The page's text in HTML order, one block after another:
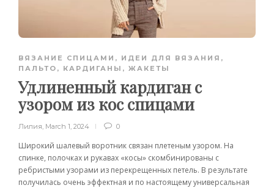
ВЯЗАНИЕ СПИЦАМИ , ИДЕИ ДЛЯ ВЯЗАНИЯ ,
ПАЛЬТО, КАРДИГАНЫ, ЖАКЕТЫ
Удлиненный кардиган с
узором из кос спицами
Лилия, March 1, 2024 0
Широкий шалевый воротник связан плетеным узором. На
спинке, полочках и рукавах «косы» скомбинированы с
ребристыми узорами из перекрещенных петель. В результате
получилась очень эффектная и по настоящему универсальная